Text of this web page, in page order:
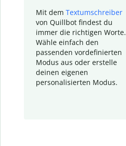
Mit dem Textumschreiber
von Quillbot findest du
immer die richtigen Worte.
Wähle einfach den
passenden vordefinierten
Modus aus oder erstelle
deinen eigenen
personalisierten Modus.